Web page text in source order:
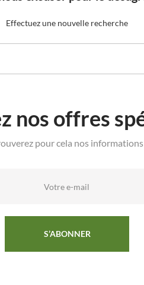
Effectuez une nouvelle recherche
nos offres
pour cela nos